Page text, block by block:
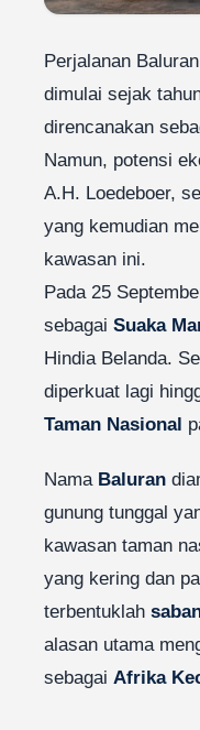
Perjalanan
dimulai sejak
direncanakan
Namun, potensi
A.H. Loedeboer,
yang kemudian
kawasan ini.
Pada 25
sebagai Suaka
Hindia Belanda.
diperkuat lagi
Taman Nasional
Nama Baluran
gunung tunggal
kawasan taman
yang kering dan
terbentuklah
alasan utama
sebagai Afrika